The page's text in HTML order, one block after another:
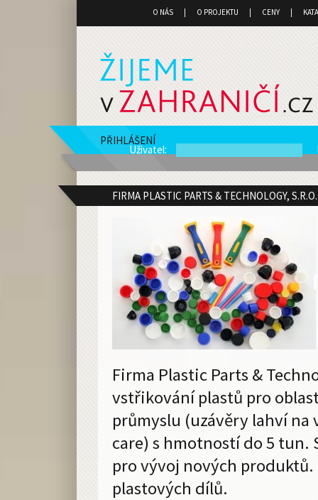
O NÁS O PROJEKTU CENY
PŘIHLÁŠENÍ
Uživatel:
FIRMA PLASTIC PARTS & TECHNOLOGY,
Firma Plastic Parts &
vstřikování plastů pro
průmyslu (uzávěry lahví
care) s hmotností do 5 tun.
pro vývoj nových
plastových dílů.